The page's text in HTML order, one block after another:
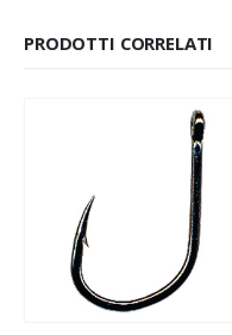
PRODOTTI CORRELATI